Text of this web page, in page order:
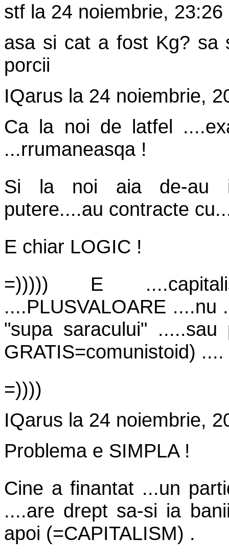
stf la 24 noiembrie, 23:26
asa si cat a fost Kg? sa
porcii
IQarus la 24 noiembrie,
Ca la noi de latfel
...rrumaneasqa !
Si la noi aia de-au
putere....au contracte
E chiar LOGIC !
=))))) E
....PLUSVALOARE ....nu
"supa saracului" .....sau
GRATIS=comunistoid) ....
=))))
IQarus la 24 noiembrie,
Problema e SIMPLA !
Cine a finantat ...un
....are drept sa-si ia
apoi (=CAPITALISM) .